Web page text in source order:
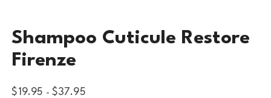
Shampoo Cuticule Restore
Firenze
$19.95 - $37.95